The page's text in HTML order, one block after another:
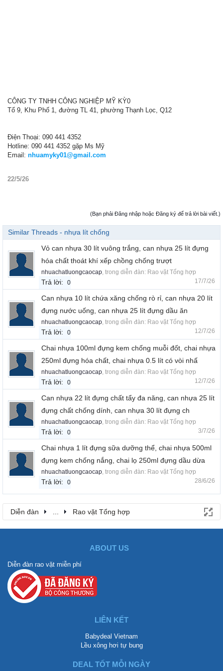
CÔNG TY TNHH CÔNG NGHIỆP MỸ KỲ0
Tổ 9, Khu Phố 1, đường TL 41, phường Thạnh Lọc, Q12
Điện Thoại: 090 441 4352
Hotline: 090 441 4352 gặp Ms Mỹ
Email: nhuamyky01@gmail.com
22/5/26
(Bạn phải Đăng nhập hoặc Đăng ký để trả lời bài viết.)
Similar Threads - nhựa lít chống
Vỏ can nhựa 30 lít vuông trắng, can nhựa 25 lít đựng
hóa chất thoát khí xếp chồng chống trượt
nhuachatluongcaocap , trong diễn đàn: Rao vặt Tổng hợp
Trả lời: 0 17/7/26
Can nhựa 10 lít chứa xăng chống rò rỉ, can nhựa 20 lít
đựng nước uống, can nhựa 25 lít đựng dầu ăn
nhuachatluongcaocap , trong diễn đàn: Rao vặt Tổng hợp
Trả lời: 0 12/7/26
Chai nhựa 100ml đựng kem chống muỗi đốt, chai nhựa
250ml đựng hóa chất, chai nhựa 0.5 lít có vòi nhấ
nhuachatluongcaocap , trong diễn đàn: Rao vặt Tổng hợp
Trả lời: 0 12/7/26
Can nhựa 22 lít đựng chất tẩy đa năng, can nhựa 25 lít
đựng chất chống dính, can nhựa 30 lít đựng ch
nhuachatluongcaocap , trong diễn đàn: Rao vặt Tổng hợp
Trả lời: 0 3/7/26
Chai nhựa 1 lít đựng sữa dưỡng thể, chai nhựa 500ml
đựng kem chống nắng, chai lọ 250ml đựng dầu dừa
nhuachatluongcaocap , trong diễn đàn: Rao vặt Tổng hợp
Trả lời: 0 28/6/26
Diễn đàn Rao vặt Tổng hợp
ABOUT US
Diễn đàn rao vặt miễn phí
LIÊN KẾT
Babydeal Vietnam
Lều xông hơi tự bung
DEAL TỐT MỖI NGÀY